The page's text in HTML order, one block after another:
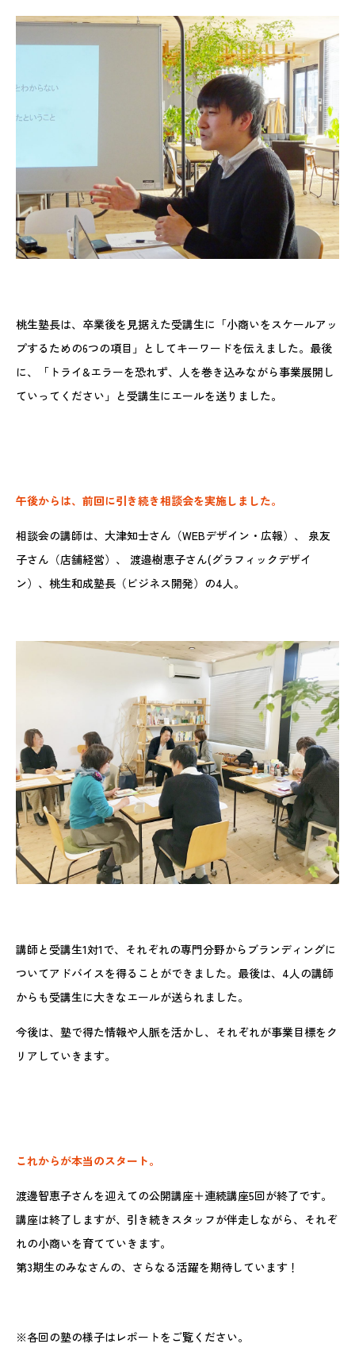
桃生塾長は、卒業後を見据えた受講生に「小商いをスケールアッ
プするための6つの項目」としてキーワードを伝えました。最後
に、「トライ&エラーを恐れず、人を巻き込みながら事業展開し
ていってください」と受講生にエールを送りました。
午後からは、前回に引き続き相談会を実施しました。
相談会の講師は、大津知士さん（WEBデザイン・広報）、 泉友
子さん（店舗経営）、 渡邉樹恵子さん(グラフィックデザイ
ン）、桃生和成塾長（ビジネス開発）の4人。
講師と受講生1対1で、それぞれの専門分野からブランディングに
ついてアドバイスを得ることができました。最後は、4人の講師
からも受講生に大きなエールが送られました。
今後は、塾で得た情報や人脈を活かし、それぞれが事業目標をク
リアしていきます。
これからが本当のスタート。
渡邊智恵子さんを迎えての公開講座＋連続講座5回が終了です。
講座は終了しますが、引き続きスタッフが伴走しながら、それぞ
れの小商いを育てていきます。
第3期生のみなさんの、さらなる活躍を期待しています！
※各回の塾の様子はレポートをご覧ください。